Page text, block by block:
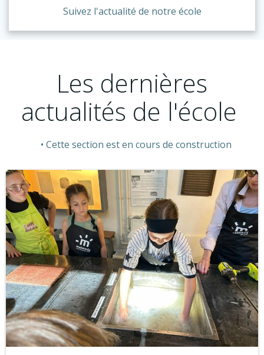
Suivez l'actualité de notre école
Les dernières
actualités de l'école
Cette section est en cours de construction